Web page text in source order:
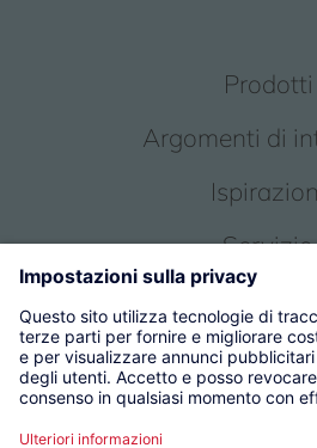
Prodotti
Argomenti di
Servizio
Chi siamo
© 2026 KWC Group